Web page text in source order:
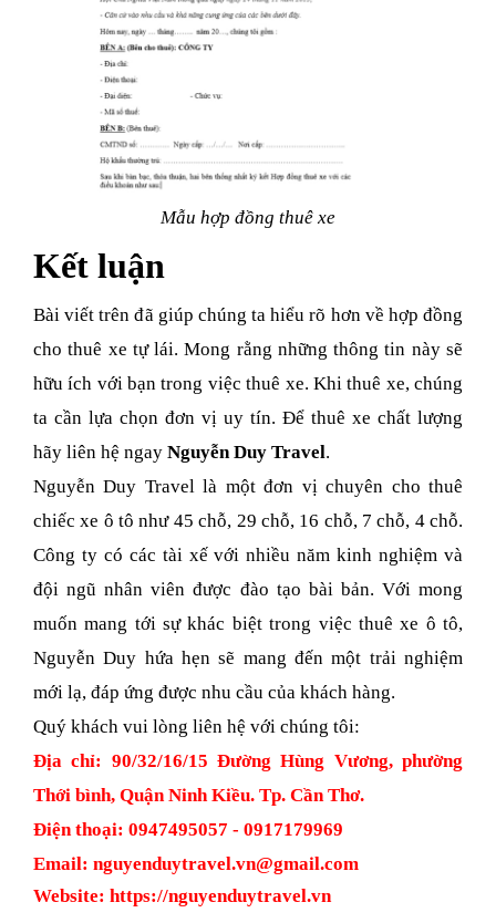
Mẫu hợp đồng thuê xe
Kết luận
Bài viết trên đã giúp chúng ta hiểu rõ hơn về hợp đồng
cho thuê xe tự lái. Mong rằng những thông tin này sẽ
hữu ích với bạn trong việc thuê xe. Khi thuê xe, chúng
ta cần lựa chọn đơn vị uy tín. Để thuê xe chất lượng
hãy liên hệ ngay Nguyễn Duy Travel.
Nguyễn Duy Travel là một đơn vị chuyên cho thuê
chiếc xe ô tô như 45 chỗ, 29 chỗ, 16 chỗ, 7 chỗ, 4 chỗ.
Công ty có các tài xế với nhiều năm kinh nghiệm và
đội ngũ nhân viên được đào tạo bài bản. Với mong
muốn mang tới sự khác biệt trong việc thuê xe ô tô,
Nguyễn Duy hứa hẹn sẽ mang đến một trải nghiệm
mới lạ, đáp ứng được nhu cầu của khách hàng.
Quý khách vui lòng liên hệ với chúng tôi:
Địa chỉ: 90/32/16/15 Đường Hùng Vương, phường
Thới bình, Quận Ninh Kiều. Tp. Cần Thơ.
Điện thoại: 0947495057 - 0917179969
Email: nguyenduytravel.vn@gmail.com
Website: https://nguyenduytravel.vn